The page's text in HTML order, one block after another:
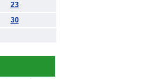
23
30